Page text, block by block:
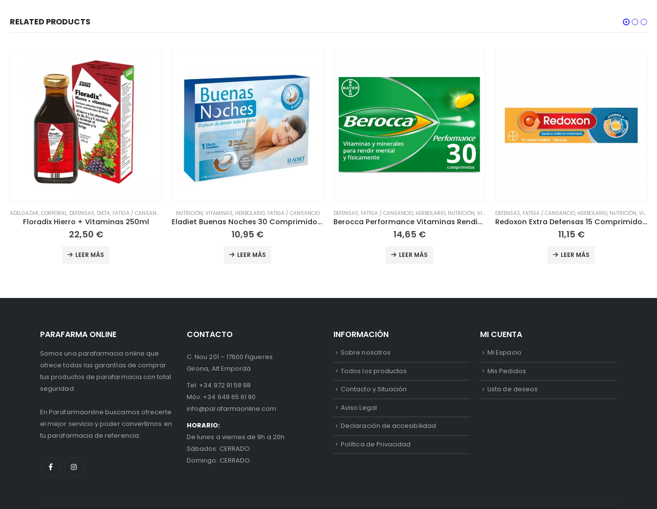
RELATED PRODUCTS
HERBOLARIO,HIGIENE Y SALUD,NUTRICIÓN
NUTRICIÓN ,VITAMINAS,HERBOLARIO,FATIGA / CANSANCIO
10,95 €
LEER MÁS
DEFENSAS,FATIGA / CANSANCIO,HERBOLARIO, NUTRICIÓN,VITAMINAS
Berocca Performance Vitaminas Rendimiento 30 Comprimidos
14,65 €
LEER MÁS
DEFENSAS, FATIGA / CANSANCIO, HERBOLARIO, NUTRICIÓN, VITAMINAS
Redoxon Extra Defensas 15 Comprimidos Efervescentes
11,15€
LEER MÁS
HERBOLARIO,MUJER,NUTRICIÓN,VITAMINAS
Vitawoman Menopausia Eladiet
22,95€
LEER MÁS
PARAFARMA ONLINE
Somos una parafarmacia online que
ofrece todas las garantías de comprar
tus productos de parafarmacia con total
seguridad.
En Parafarmaonline buscamos ofrecerte
el mejor servicio y poder convertirnos en
tu parafarmacia de referencia.
CONTACTO
C. Nou 201 – 17600 Figueres
Girona, Alt Empordà
Tel: +34 972 91 58 98
Móv: +34 648 65 61 90
info@parafarmaonline.com
HORARIO:
De lunes a viernes de 9h a 20h
Sábados: CERRADO
Domingo: CERRADO
INFORMACIÓN
Sobre nosotros
Todos los productos
Contacto y Situación
Aviso Legal
Declaración de accesibilidad
Política de Privacidad
MI CUENTA
Mi Espacio
Mis Pedidos
Lista de deseos